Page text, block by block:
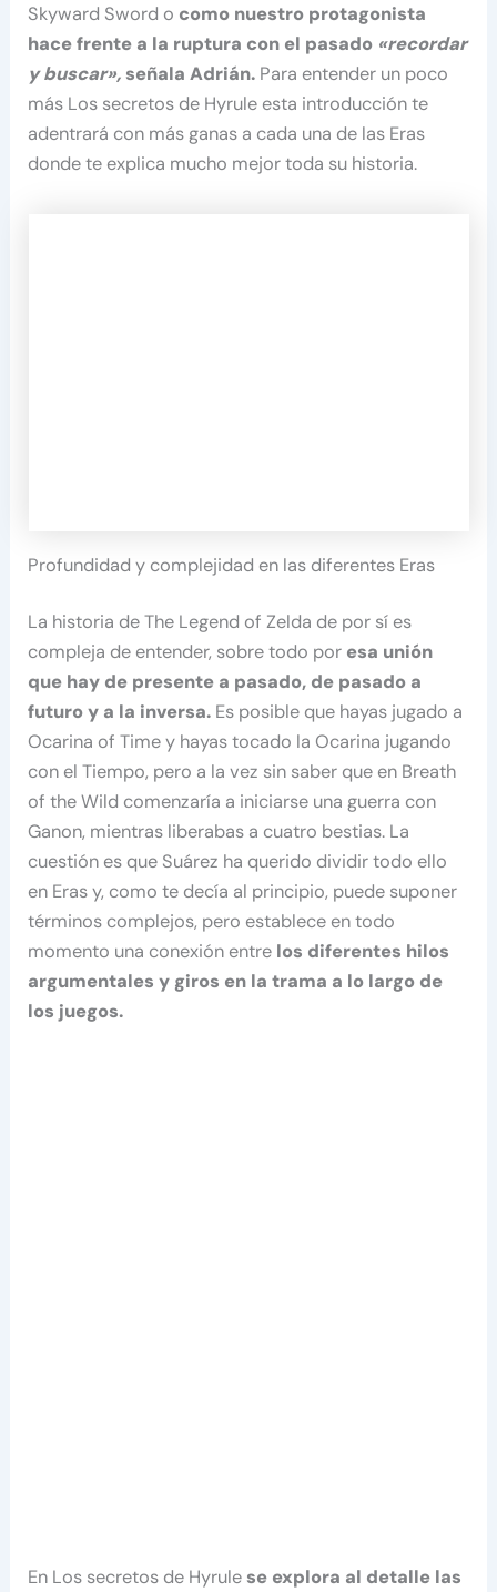
Skyward Sword o como nuestro protagonista
hace frente a la ruptura con el pasado «recordar
y buscar»,señala Adrián. Para entender un poco
más Los secretos de Hyrule esta introducción te
adentrará con más ganas a cada una de las Eras
donde te explica mucho mejor toda su historia.
Profundidad y complejidad en las diferentes Eras
La historia de The Legend of Zelda de por sí es
compleja de entender, sobre todo por esa unión
que hay de presente a pasado, de pasado a
futuro y a la inversa. Es posible que hayas jugado a
Ocarina of Time y hayas tocado la Ocarina jugando
con el Tiempo, pero a la vez sin saber que en Breath
of the Wild comenzaría a iniciarse una guerra con
Ganon, mientras liberabas a cuatro bestias. La
cuestión es que Suárez ha querido dividir todo ello
en Eras y, como te decía al principio, puede suponer
términos complejos, pero establece en todo
momento una conexión entre los diferentes hilos
argumentales y giros en la trama a lo largo de
los juegos.
En Los secretos de Hyrulese explora al detalle las